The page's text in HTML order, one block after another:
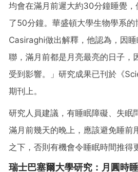
均會在滿月前遲大約30分鐘睡覺
了50分鐘。華盛頓大學生物學系
Casiraghi做出解釋，他認為，因
聯，滿月前都是月亮最亮的日子，
受到影響。」研究成果已刊於《
期刊上。
研究人員建議，有睡眠障礙、失眠
滿月前幾天的晚上，應該避免睡前
之下，否則有機會令睡眠時間推得
瑞士巴塞爾大學研究：月圓時